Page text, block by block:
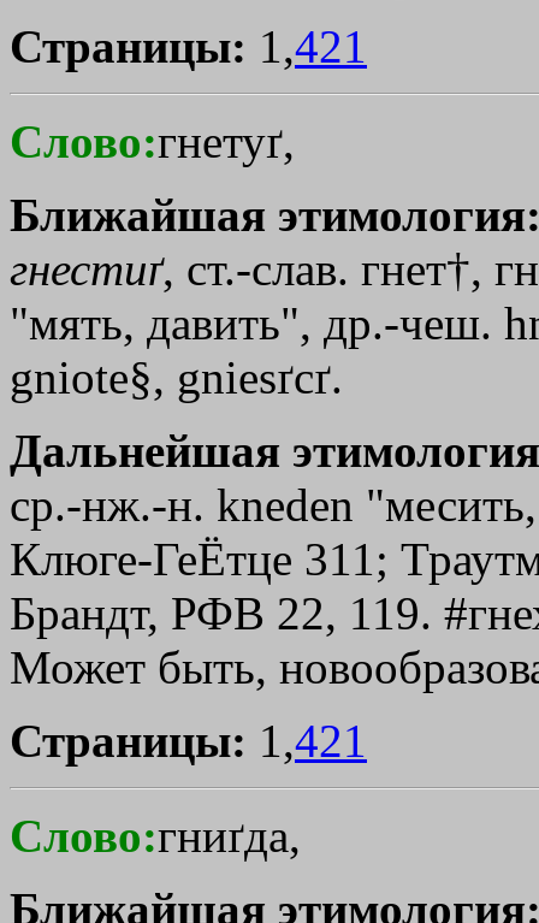
Страницы: 1,421
Слово:гнетуґ,
Ближайшая
гнестиґ, ст.-слав. гнет†,
"мять, давить", др.-чеш.
gniote§, gniesґcґ.
Дальнейшая
ср.-нж.-н. kneden
Клюге-ГеЁтце 311;
Брандт, РФВ 22, 119.
Может быть,
Страницы: 1,421
Слово:гниґда,
Ближайшая